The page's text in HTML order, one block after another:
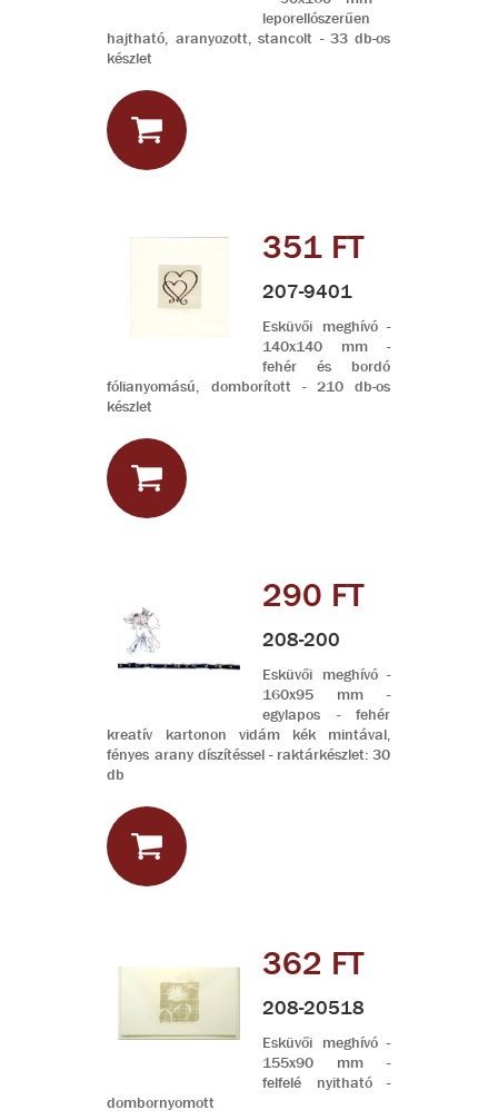
leporellószerűen
hajtható, aranyozott, stancolt - 33 db-os
készlet
351 FT
207-9401
Esküvői meghívó -
140x140 mm -
fehér és bordó
fólianyomású, domborított - 210 db-os
készlet
290 FT
208-200
Esküvői meghívó -
160x95 mm -
egylapos - fehér
kreatív kartonon vidám kék mintával,
fényes arany díszítéssel - raktárkészlet: 30
db
362 FT
208-20518
Esküvői meghívó -
155x90 mm -
felfelé nyitható -
dombornyomott